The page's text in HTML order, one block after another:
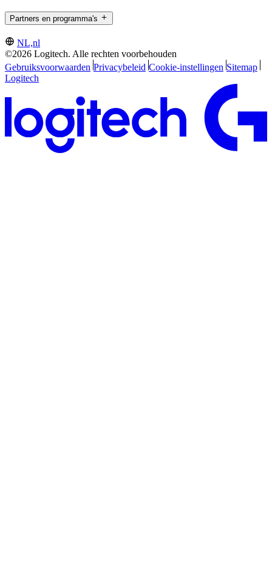
Partners en programma's
NL,nl
©2026 Logitech. Alle rechten voorbehouden
Gebruiksvoorwaarden Privacybeleid Cookie-instellingen Sitemap
Logitech